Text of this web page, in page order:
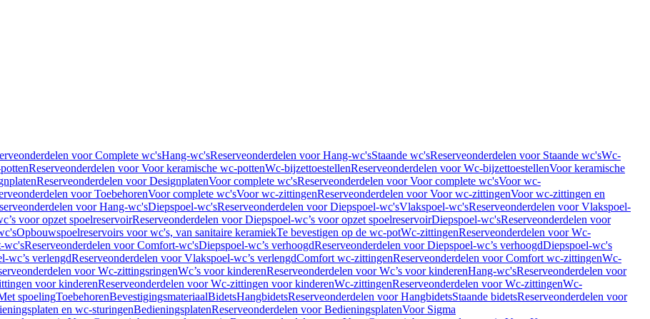
voor Complete wc'sHang-wc'sReserveonderdelen voor Hang-wc'sStaande wc'sReserveonderdelen voor Staande wc'sWc-
Reserveonderdelen voor Voor keramische wc-pottenWc-bijzettoestellenReserveonderdelen voor Wc-bijzettoestellenVoor keramische
Reserveonderdelen voor DesignplatenVoor complete wc'sReserveonderdelen voor Voor complete wc'sVoor wc-
voor ToebehorenVoor complete wc'sVoor wc-zittingenReserveonderdelen voor Voor wc-zittingenVoor wc-zittingen en
voor Hang-wc'sDiepspoel-wc'sReserveonderdelen voor Diepspoel-wc'sVlakspoel-wc'sReserveonderdelen voor Vlakspoel-
voor opzet spoelreservoirReserveonderdelen voor Diepspoel-wc’s voor opzet spoelreservoirDiepspoel-wc'sReserveonderdelen voor
Opbouwspoelreservoirs voor wc's, van sanitaire keramiekTe bevestigen op de wc-potWc-zittingenReserveonderdelen voor Wc-
wc'sReserveonderdelen voor Comfort-wc'sDiepspoel-wc’s verhoogdReserveonderdelen voor Diepspoel-wc’s verhoogdDiepspoel-wc's
wc’s verlengdReserveonderdelen voor Vlakspoel-wc’s verlengdComfort wc-zittingenReserveonderdelen voor Comfort wc-zittingenWc-
voor Wc-zittingsringenWc’s voor kinderenReserveonderdelen voor Wc’s voor kinderenHang-wc'sReserveonderdelen voor
voor kinderenReserveonderdelen voor Wc-zittingen voor kinderenWc-zittingenReserveonderdelen voor Wc-zittingenWc-
spoelingToebehorenBevestigingsmateriaalBidetsHangbidetsReserveonderdelen voor HangbidetsStaande bidetsReserveonderdelen voor
en wc-sturingenBedieningsplatenReserveonderdelen voor BedieningsplatenVoor Sigma